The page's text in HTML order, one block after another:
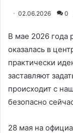
02.06.2026 0
В мае 2026 года
оказалась в
практически
заставляют
происходит с
безопасно
28 мая на